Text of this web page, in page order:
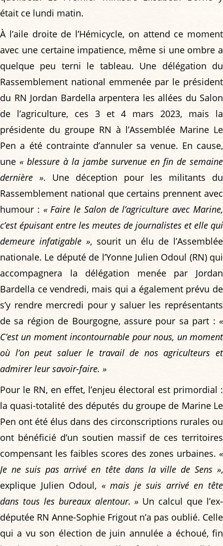
était ce lundi matin.
À l’aile droite de l’Hémicycle, on attend ce moment
avec une certaine impatience, même si une ombre a
quelque peu terni le tableau. Une délégation du
Rassemblement national emmenée par le président
du RN Jordan Bardella arpentera les allées du Salon
de l’agriculture, ces 3 et 4 mars 2023, mais la
présidente du groupe RN à l’Assemblée Marine Le
Pen a été contrainte d’annuler sa venue. En cause,
une« blessure à la jambe survenue en fin de semaine
dernière ». Une déception pour les militants du
Rassemblement national que certains prennent avec
humour : « Faire le Salon de l’agriculture avec Marine,
c’est épuisant entre les meutes de journalistes et elle qui
demeure infatigable », sourit un élu de l’Assemblée
nationale. Le député de l’Yonne Julien Odoul (RN) qui
accompagnera la délégation menée par Jordan
Bardella ce vendredi, mais qui a également prévu de
s’y rendre mercredi pour y saluer les représentants
de sa région de Bourgogne, assure pour sa part : «
C’est un moment incontournable pour nous, un moment
où l’on peut saluer le travail de nos agriculteurs et
admirer leur savoir-faire. »
Pour le RN, en effet, l’enjeu électoral est primordial :
la quasi-totalité des députés du groupe de Marine Le
Pen ont été élus dans des circonscriptions rurales ou
ont bénéficié d’un soutien massif de ces territoires
compensant les faibles scores des zones urbaines. «
Je ne suis pas arrivé en tête dans la ville de Sens »,
explique Julien Odoul, « mais je suis arrivé en tête
dans tous les bureaux alentour. » Un calcul que l’ex-
députée RN Anne-Sophie Frigout n’a pas oublié. Celle
qui a vu son élection de juin annulée a échoué, fin